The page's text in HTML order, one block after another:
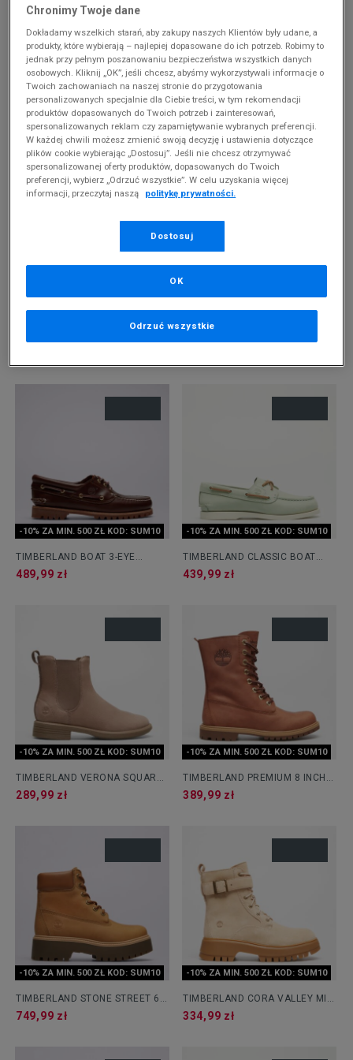
TIMBERLAND CLAIREMONT WAY
150 zł
-10% ZA MIN. 500 ZŁ KOD: SUM10
TIMBERLAND HAZEL LOW LACE
UP SNEAKER
439,99 zł
-10% ZA MIN. 500 ZŁ KOD: SUM10
OSTATNIE SZTUKI
-10% ZA MIN. 500 ZŁ KOD: SUM10
-10% ZA MIN. 500 ZŁ KOD: SUM10
TIMBERLAND BOAT 3-EYE
NOREEN
489,99 zł
-10% ZA MIN. 500 ZŁ KOD: SUM10
TIMBERLAND CLASSIC BOAT
SHOE
439,99 zł
-10% ZA MIN. 500 ZŁ KOD: SUM10
TIMBERLAND VERONA SQUARE
MID CHELSEA BOOT
289,99 zł
-10% ZA MIN. 500 ZŁ KOD: SUM10
TIMBERLAND PREMIUM 8 INCH
LACE UP WP BOOT
389,99 zł
-10% ZA MIN. 500 ZŁ KOD: SUM10
TIMBERLAND STONE STREET 6
INCH LACE UP WP BOOT
749,99 zł
-10% ZA MIN. 500 ZŁ KOD: SUM10
TIMBERLAND CORA VALLEY MID
LACE UP BOOT
334,99 zł
Chronimy Twoje dane
Dokładamy wszelkich starań, aby zakupy naszych Klientów były udane, a
produkty, które wybierają – najlepiej dopasowane do ich potrzeb. Robimy to
jednak przy pełnym poszanowaniu bezpieczeństwa wszystkich danych
osobowych. Kliknij „OK”, jeśli chcesz, abyśmy wykorzystywali informacje o
Twoich zachowaniach na naszej stronie do przygotowania
personalizowanych specjalnie dla Ciebie treści, w tym rekomendacji
produktów dopasowanych do Twoich potrzeb i zainteresowań,
spersonalizowanych reklam czy zapamiętywanie wybranych preferencji.
W każdej chwili możesz zmienić swoją decyzję i ustawienia dotyczące
plików cookie wybierając „Dostosuj”. Jeśli nie chcesz otrzymywać
spersonalizowanej oferty produktów, dopasowanych do Twoich
preferencji, wybierz „Odrzuć wszystkie”. W celu uzyskania więcej
informacji, przeczytaj naszą
politykę prywatności.
Dostosuj
Odrzuć wszystkie
OK